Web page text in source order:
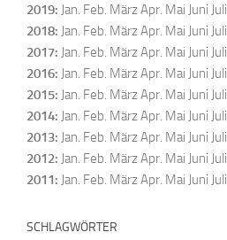
2019: Jan. Feb. MärzApr. Mai Juni Juli
2018: Jan. Feb. MärzApr. Mai Juni Juli
2017: Jan. Feb. MärzApr. Mai Juni Juli
2016: Jan. Feb. MärzApr. Mai Juni Juli
2015: Jan. Feb. MärzApr. Mai Juni Juli
2014: Jan. Feb. MärzApr. Mai Juni Juli
2013: Jan. Feb. MärzApr. Mai Juni Juli
2012: Jan. Feb. MärzApr. Mai Juni Juli
2011: Jan. Feb. MärzApr. Mai Juni Juli
SCHLAGWÖRTER